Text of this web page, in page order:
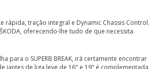
rápida, tração integral e Dynamic Chassis Control.
oferecendo-lhe tudo de que necessita.
para o SUPERB BREAK, irá certamente encontrar
jantes de liga leve de 16" e 19" é complementada